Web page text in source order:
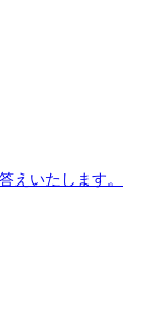
えいたします。